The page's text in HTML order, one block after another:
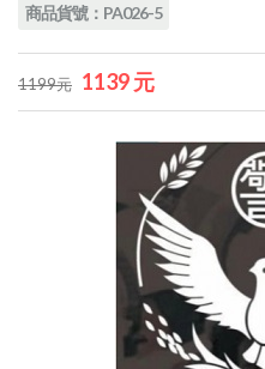
商品貨號：PA026-5
1199元 1139 元